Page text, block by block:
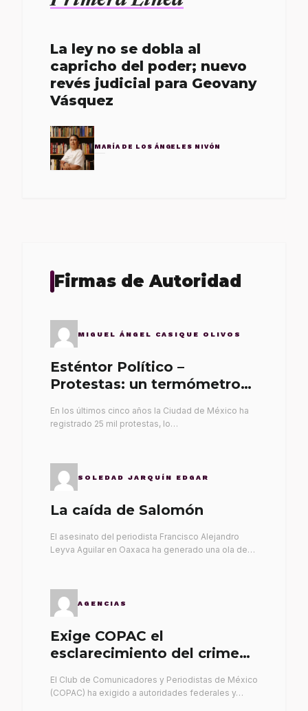
La ley no se dobla al
capricho del poder; nuevo
revés judicial para Geovany
Vásquez
MARÍA DE LOS ÁNGELES NIVÓN
Firmas de Autoridad
MIGUEL ÁNGEL CASIQUE OLIVOS
Esténtor Político –
Protestas: un termómetro
En los últimos cinco años la Ciudad de México ha
registrado 25 mil protestas, lo…
SOLEDAD JARQUÍN EDGAR
La caída de Salomón
El asesinato del periodista Francisco Alejandro
Leyva Aguilar en Oaxaca ha generado una ola de…
AGENCIAS
Exige COPAC el
esclarecimiento del crimen
El Club de Comunicadores y Periodistas de México
(COPAC) ha exigido a autoridades federales y…